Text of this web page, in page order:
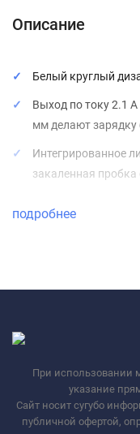
Описание
Белый круглый
Выход по току 2.1
мм делают зарядку
Интегрированное
закаленная
подробнее
При использовании
указание
Сайт носит сугубо
публичной офертой,